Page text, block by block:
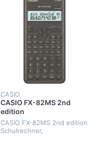
CASIO
CASIO FX-82MS 2nd
edition
CASIO FX-82MS 2nd edition
Schulrechner,